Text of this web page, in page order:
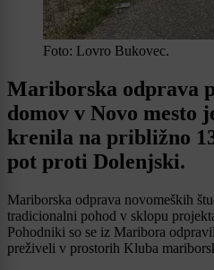
Foto: Lovro Bukovec.
Mariborska odprava
domov v Novo mesto
krenila na približno
pot proti Dolenjski.
Mariborska odprava novomeških
tradicionalni pohod v sklopu
Pohodniki so se iz Maribora
preživeli v prostorih Kluba